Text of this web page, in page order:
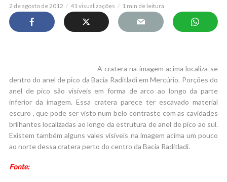
2 de agosto de 2012 41 visualizações 1 min de leitura
A cratera na imagem acima localiza-se
dentro do anel de pico da Bacia Raditladi em Mercúrio. Porções do
anel de pico são visíveis em forma de arco ao longo da parte
inferior da imagem. Essa cratera parece ter escavado material
escuro , que pode ser visto num belo contraste com as cavidades
brilhantes localizadas ao longo da estrutura de anel de pico ao sul.
Existem também alguns vales visíveis na imagem acima um pouco
ao norte dessa cratera perto do centro da Bacia Raditladi.
Fonte: